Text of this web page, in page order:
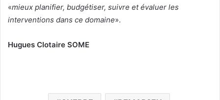
«mieux planifier, budgétiser, suivre et évaluer les
interventions dans ce domaine».
Hugues Clotaire SOME